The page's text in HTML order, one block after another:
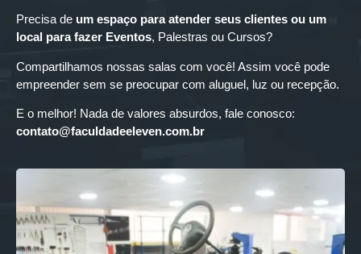
Precisa de um espaço para atender seus clientes ou um
local para fazer Eventos, Palestras ou Cursos?
Compartilhamos nossas salas com você! Assim você pode
empreender sem se preocupar com aluguel, luz ou recepção.
E o melhor! Nada de valores absurdos, fale conosco:
contato@faculdadeeleven.com.br